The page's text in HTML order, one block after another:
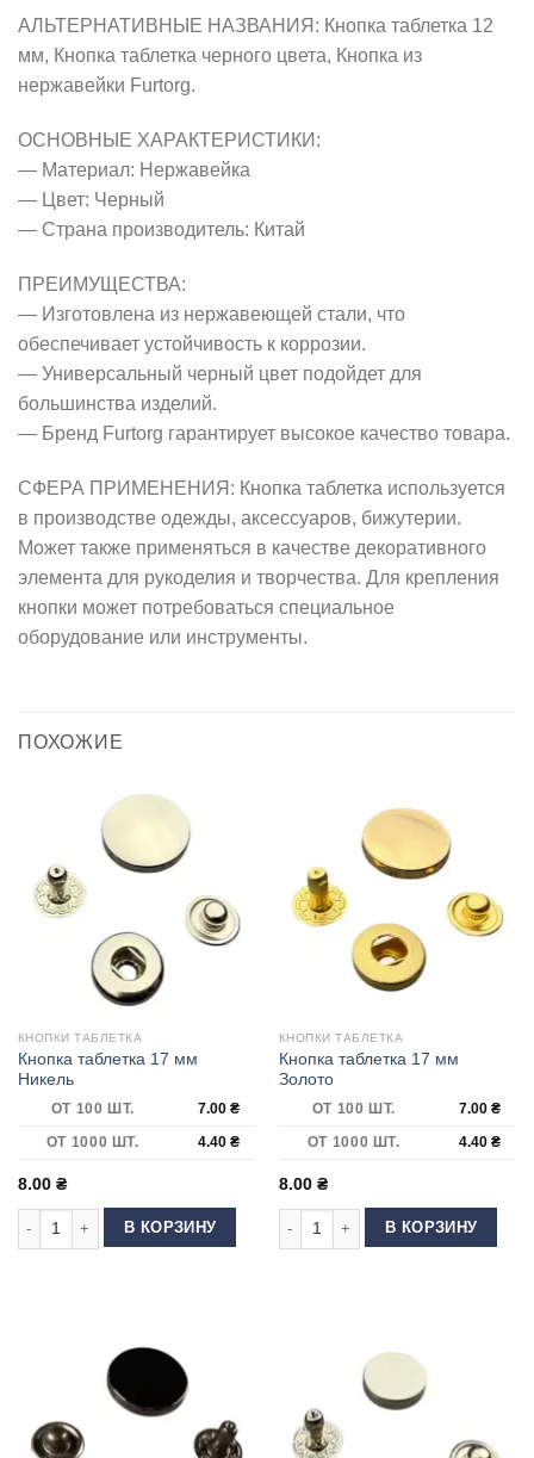
АЛЬТЕРНАТИВНЫЕ НАЗВАНИЯ: Кнопка таблетка 12
мм, Кнопка таблетка черного цвета, Кнопка из
нержавейки Furtorg.
ОСНОВНЫЕ ХАРАКТЕРИСТИКИ:
— Материал: Нержавейка
— Цвет: Черный
— Страна производитель: Китай
ПРЕИМУЩЕСТВА:
— Изготовлена из нержавеющей стали, что
обеспечивает устойчивость к коррозии.
— Универсальный черный цвет подойдет для
большинства изделий.
— Бренд Furtorg гарантирует высокое качество товара.
СФЕРА ПРИМЕНЕНИЯ: Кнопка таблетка используется
в производстве одежды, аксессуаров, бижутерии.
Может также применяться в качестве декоративного
элемента для рукоделия и творчества. Для крепления
кнопки может потребоваться специальное
оборудование или инструменты.
ПОХОЖИЕ
КНОПКИ ТАБЛЕТКА
Кнопка таблетка 17 мм
Никель
ОТ 100 ШТ. 7.00 ₴
ОТ 1000 ШТ.
4.40 ₴
8.00 ₴
Количество товара Кнопка таблетка 17 мм Никель
В КОРЗИНУ
КНОПКИ ТАБЛЕТКА
Кнопка таблетка 17 мм
Золото
ОТ 100 ШТ. 7.00 ₴
ОТ 1000 ШТ.
4.40 ₴
8.00 ₴
Количество товара Кнопка
В КОРЗИНУ